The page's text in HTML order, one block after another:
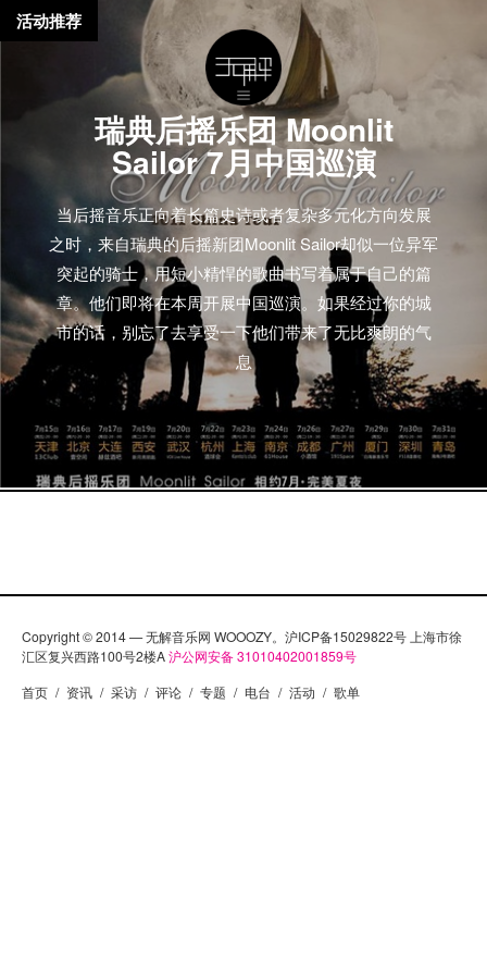
瑞典后摇乐团 Moonlit
Sailor 7月中国巡演
当后摇音乐正向着长篇史诗或者复杂多元化方向发展
之时，来自瑞典的后摇新团Moonlit Sailor却似一位异军
突起的骑士，用短小精悍的歌曲书写着属于自己的篇
章。他们即将在本周开展中国巡演。如果经过你的城
市的话，别忘了去享受一下他们带来了无比爽朗的气
息
活动推荐
Copyright © 2014 — 无解音乐网 WOOOZY。沪ICP备15029822号 上海市徐
汇区复兴西路100号2楼A沪公网安备 31010402001859号
首页 / 资讯 / 采访 / 评论 / 专题 / 电台 / 活动 / 歌单